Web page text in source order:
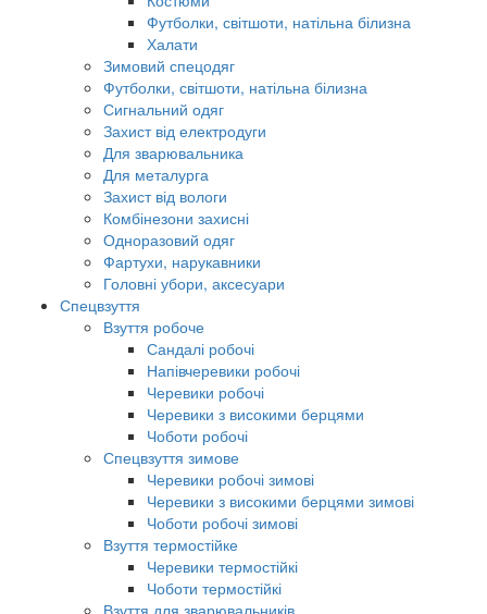
Футболки, світшоти, натільна білизна
Халати
Зимовий спецодяг
Футболки, світшоти, натільна білизна
Сигнальний одяг
Захист від електродуги
Для зварювальника
Для металурга
Захист від вологи
Комбінезони захисні
Одноразовий одяг
Фартухи, нарукавники
Головні убори, аксесуари
Спецвзуття
Взуття робоче
Сандалі робочі
Напівчеревики робочі
Черевики робочі
Черевики з високими берцями
Чоботи робочі
Спецвзуття зимове
Черевики робочі зимові
Черевики з високими берцями зимові
Чоботи робочі зимові
Взуття термостійке
Черевики термостійкі
Чоботи термостійкі